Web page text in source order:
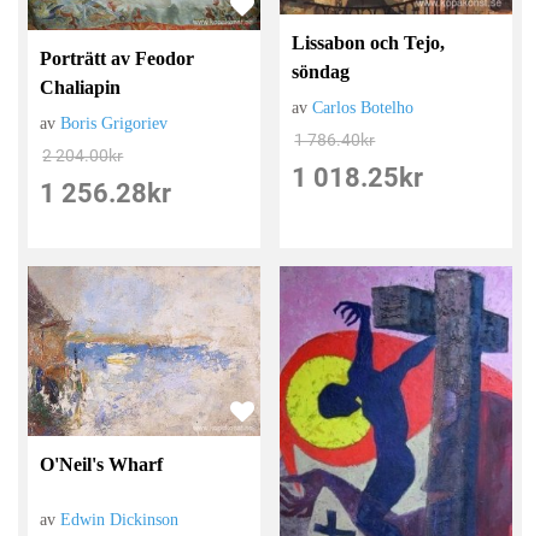
Porträtt av Feodor
Chaliapin
avBoris Grigoriev
2 204.00kr
1 256.28 kr
Lissabon och Tejo,
söndag
avCarlos Botelho
1 786.40kr
1 018.25 kr
O'Neil's Wharf
avEdwin Dickinson